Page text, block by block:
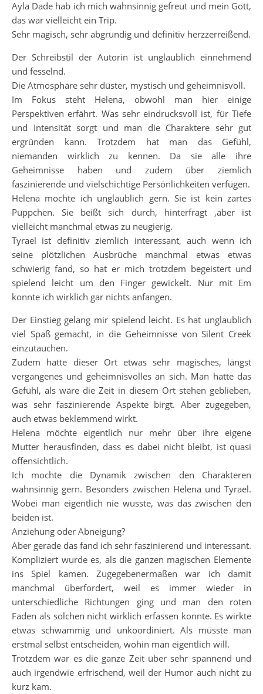
Ayla Dade hab ich mich wahnsinnig gefreut und mein Gott,
das war vielleicht ein Trip.
Sehr magisch, sehr abgründig und definitiv herzzerreißend.
Der Schreibstil der Autorin ist unglaublich einnehmend
und fesselnd.
Die Atmosphäre sehr düster, mystisch und geheimnisvoll.
Im Fokus steht Helena, obwohl man hier einige
Perspektiven erfährt. Was sehr eindrucksvoll ist, für Tiefe
und Intensität sorgt und man die Charaktere sehr gut
ergründen kann. Trotzdem hat man das Gefühl,
niemanden wirklich zu kennen. Da sie alle ihre
Geheimnisse haben und zudem über ziemlich
faszinierende und vielschichtige Persönlichkeiten verfügen.
Helena mochte ich unglaublich gern. Sie ist kein zartes
Püppchen. Sie beißt sich durch, hinterfragt ,aber ist
vielleicht manchmal etwas zu neugierig.
Tyrael ist definitiv ziemlich interessant, auch wenn ich
seine plötzlichen Ausbrüche manchmal etwas etwas
schwierig fand, so hat er mich trotzdem begeistert und
spielend leicht um den Finger gewickelt. Nur mit Em
konnte ich wirklich gar nichts anfangen.
Der Einstieg gelang mir spielend leicht. Es hat unglaublich
viel Spaß gemacht, in die Geheimnisse von Silent Creek
einzutauchen.
Zudem hatte dieser Ort etwas sehr magisches, längst
vergangenes und geheimnisvolles an sich. Man hatte das
Gefühl, als wäre die Zeit in diesem Ort stehen geblieben,
was sehr faszinierende Aspekte birgt. Aber zugegeben,
auch etwas beklemmend wirkt.
Helena möchte eigentlich nur mehr über ihre eigene
Mutter herausfinden, dass es dabei nicht bleibt, ist quasi
offensichtlich.
Ich mochte die Dynamik zwischen den Charakteren
wahnsinnig gern. Besonders zwischen Helena und Tyrael.
Wobei man eigentlich nie wusste, was das zwischen den
beiden ist.
Anziehung oder Abneigung?
Aber gerade das fand ich sehr faszinierend und interessant.
Kompliziert wurde es, als die ganzen magischen Elemente
ins Spiel kamen. Zugegebenermaßen war ich damit
manchmal überfordert, weil es immer wieder in
unterschiedliche Richtungen ging und man den roten
Faden als solchen nicht wirklich erfassen konnte. Es wirkte
etwas schwammig und unkoordiniert. Als müsste man
erstmal selbst entscheiden, wohin man eigentlich will.
Trotzdem war es die ganze Zeit über sehr spannend und
auch irgendwie erfrischend, weil der Humor auch nicht zu
kurz kam.